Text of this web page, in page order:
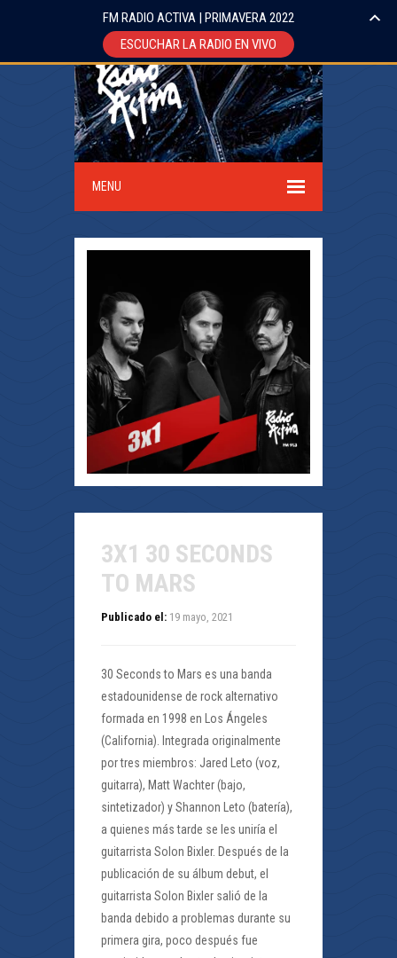
MENU
3X1 30 SECONDS
TO MARS
Publicado el: 19 mayo, 2021
30 Seconds to Mars es una banda
estadounidense de rock alternativo
formada en 1998 en Los Ángeles
(California). Integrada originalmente
por tres miembros: Jared Leto (voz,
guitarra), Matt Wachter (bajo,
sintetizador) y Shannon Leto (batería),
a quienes más tarde se les uniría el
guitarrista Solon Bixler. Después de la
publicación de su álbum debut, el
guitarrista Solon Bixler salió de la
banda debido a problemas durante su
primera gira, poco después fue
FM RADIO ACTIVA | PRIMAVERA 2022
ESCUCHAR LA RADIO EN VIVO